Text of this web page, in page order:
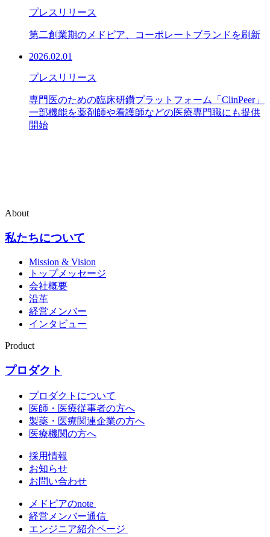
プレスリリース
第二創業期のメドピア、コーポレートブランドを刷新
2026.02.01
プレスリリース
専門医のための臨床研鑽プラットフォーム「ClinPeer」
一部機能を薬剤師や看護師などの医療専門職にも提供
開始
About
私たちについて
Mission & Vision
トップメッセージ
会社概要
沿革
経営メンバー
インタビュー
Product
プロダクト
プロダクトについて
医師・医療従事者の方へ
製薬・医療関連企業の方へ
医療機関の方へ
採用情報
お知らせ
お問い合わせ
メドピアのnote
経営メンバー通信
エンジニア紹介ページ